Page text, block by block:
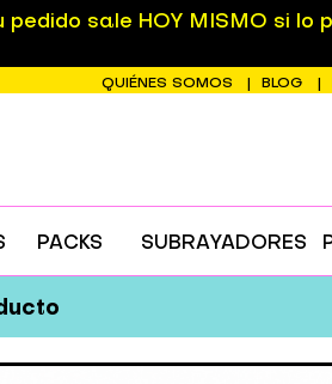
pedido sale HOY MISMO si
QUIÉNES SOMOS BLOG
PACKS SUBRAYADORES